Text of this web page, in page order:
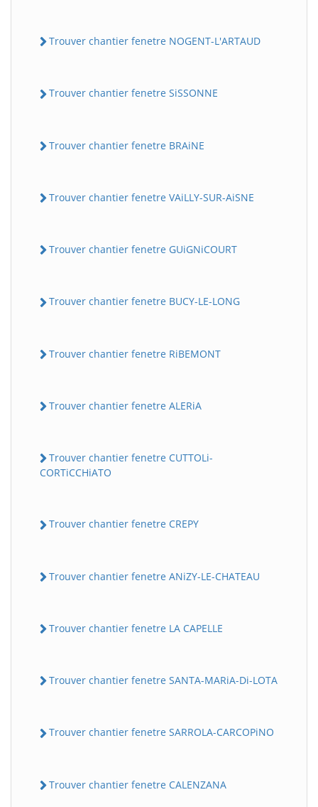
Trouver chantier fenetre NOGENT-L'ARTAUD
Trouver chantier fenetre SiSSONNE
Trouver chantier fenetre BRAiNE
Trouver chantier fenetre VAiLLY-SUR-AiSNE
Trouver chantier fenetre GUiGNiCOURT
Trouver chantier fenetre BUCY-LE-LONG
Trouver chantier fenetre RiBEMONT
Trouver chantier fenetre ALERiA
Trouver chantier fenetre CUTTOLi-
CORTiCCHiATO
Trouver chantier fenetre CREPY
Trouver chantier fenetre ANiZY-LE-CHATEAU
Trouver chantier fenetre LA CAPELLE
Trouver chantier fenetre SANTA-MARiA-Di-LOTA
Trouver chantier fenetre SARROLA-CARCOPiNO
Trouver chantier fenetre CALENZANA